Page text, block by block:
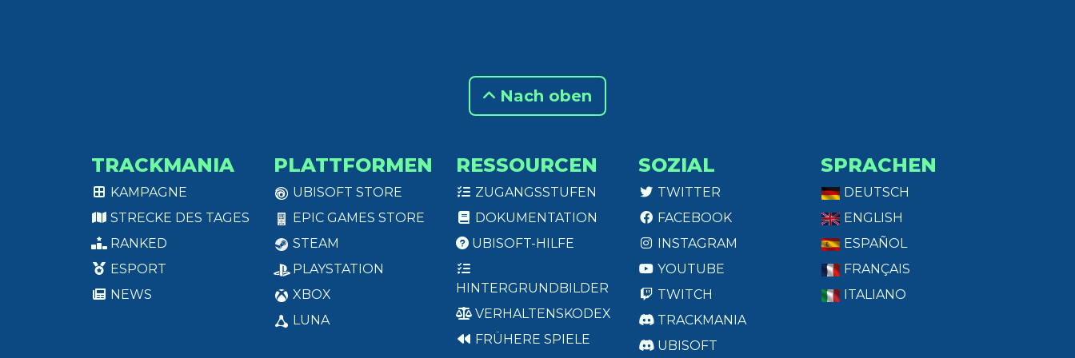
Nach oben
TRACKMANIA
KAMPAGNE
STRECKE DES TAGES
RANKED
ESPORT
NEWS
PLATTFORMEN
UBISOFT STORE
EPIC GAMES STORE
STEAM
PLAYSTATION
XBOX
LUNA
RESSOURCEN
ZUGANGSSTUFEN
DOKUMENTATION
UBISOFT-HILFE
HINTERGRUNDBILDER
VERHALTENSKODEX
FRÜHERE SPIELE
SOZIAL
TWITTER
FACEBOOK
INSTAGRAM
YOUTUBE
TWITCH
TRACKMANIA
UBISOFT
SPRACHEN
DEUTSCH
ENGLISH
ESPAÑOL
FRANÇAIS
ITALIANO